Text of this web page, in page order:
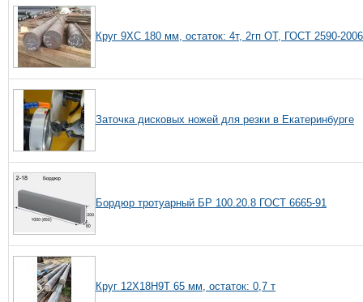
Круг 9ХС 180 мм, остаток: 4т, 2гп ОТ, ГОСТ 2590-
Заточка дисковых ножей для резки в Екатеринбурге
Бордюр тротуарный БР 100.20.8 ГОСТ 6665-91
Круг 12Х18Н9Т 65 мм, остаток: 0,7 т